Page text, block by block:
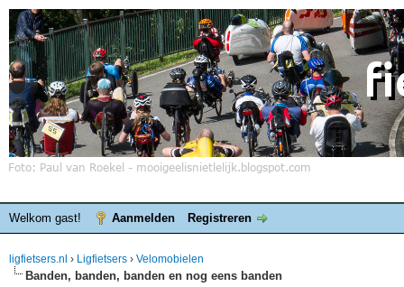
Welkom gast! Aanmelden Registreren
ligfietsers.nl › Ligfietsers › Velomobielen
Banden, banden, banden en nog eens banden